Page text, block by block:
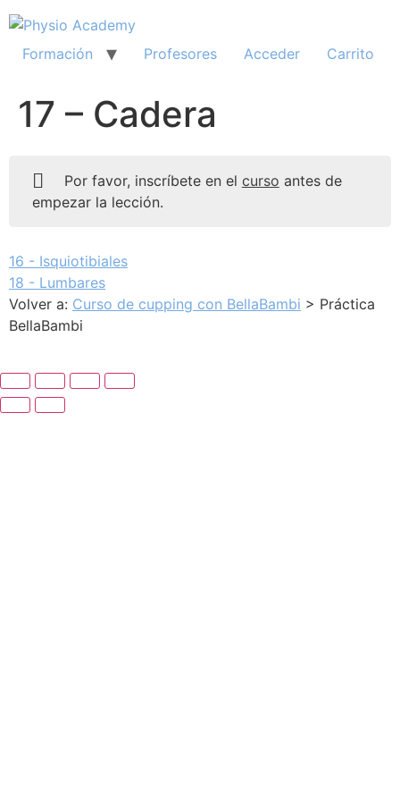
al
contenido
Formación Profesores Acceder Carrito
17 – Cadera
Por favor, inscríbete en el curso antes de
empezar la lección.
16 - Isquiotibiales
18 - Lumbares
Volver a: Curso de cupping con BellaBambi > Práctica
BellaBambi